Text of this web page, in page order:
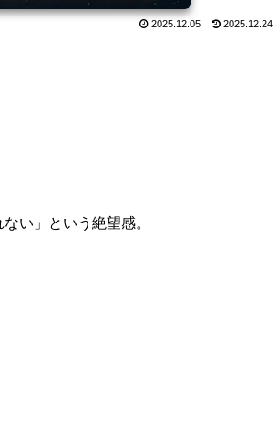
2025.12.05 2025.12.24
い」という絶望感。